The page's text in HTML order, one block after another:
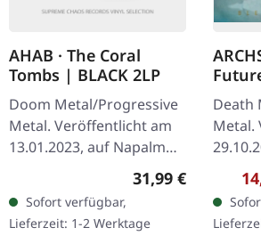
AHAB · The Coral
Tombs | BLACK 2LP
Doom Metal/Progressive
Metal. Veröffentlicht am
13.01.2023, auf Napalm
Records. Schwarzes
Doppel-Vinyl im Gatefold-
Cover. Ahab kehrt mit
"The Coral…
Regulärer Preis:
31,99 €
Sofort verfügbar,
Lieferzeit: 1-2 Werktage
Death
Metal.
Mist.
'Bleed